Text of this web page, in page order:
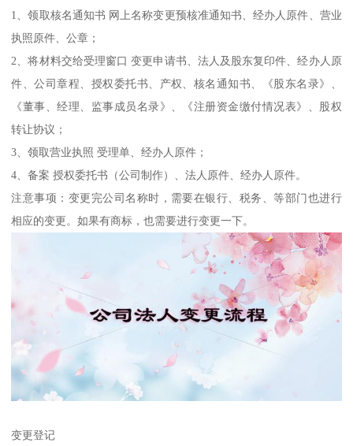
1、领取核名通知书 网上名称变更预核准通知书、经办人原件、营业
执照原件、公章；
2、将材料交给受理窗口 变更申请书、法人及股东复印件、经办人原
件、公司章程、授权委托书、产权、核名通知书、《股东名录》、
《董事、经理、监事成员名录》、《注册资金缴付情况表》、股权
转让协议；
3、领取营业执照 受理单、经办人原件；
4、备案 授权委托书（公司制作）、法人原件、经办人原件。
注意事项：变更完公司名称时，需要在银行、税务、等部门也进行
相应的变更。如果有商标，也需要进行变更一下。
变更登记